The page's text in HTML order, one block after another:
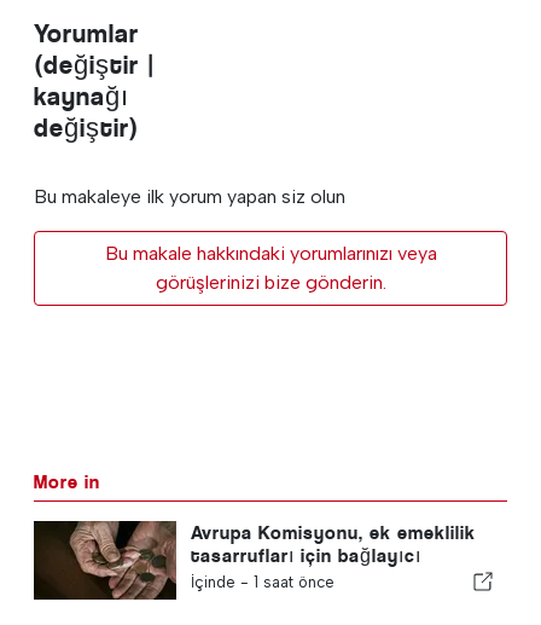
Yorumlar
(değiştir |
kaynağı
değiştir)
Bu makaleye ilk yorum yapan siz olun
Bu makale hakkındaki yorumlarınızı veya
görüşlerinizi bize gönderin.
More in
Avrupa Komisyonu, ek emeklilik
tasarrufları için bağlayıcı
olmayan yönergeleri onayladı
İçinde - 1 saat önce